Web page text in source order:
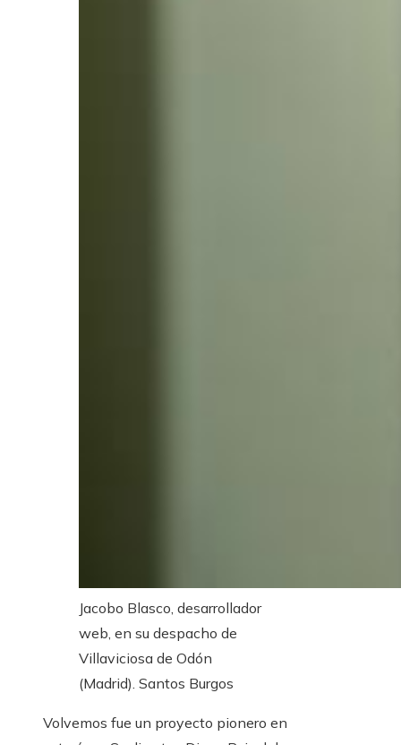
Jacobo Blasco, desarrollador
web, en su despacho de
Villaviciosa de Odón
(Madrid). Santos Burgos
Volvemos fue un proyecto pionero en